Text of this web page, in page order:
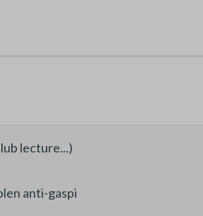
lecture...)
anti-gaspi